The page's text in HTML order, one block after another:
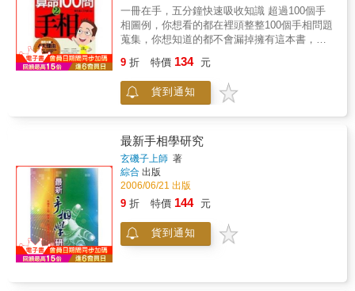
一冊在手，五分鐘快速吸收知識 超過100個手
相圖例，你想看的都在裡頭整整100個手相問題
蒐集，你想知道的都不會漏掉擁有這本書，你
9 折 特價 134 元
貨到通知
最新手相學研究
玄磯子上師 著
綜合 出版
2006/06/21 出版
9 折 特價 144 元
貨到通知